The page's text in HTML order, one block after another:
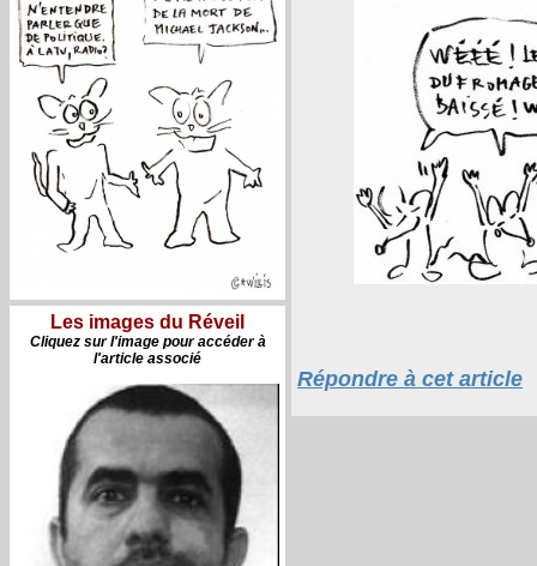
Les images du Réveil
Cliquez sur l'image pour accéder à
l'article associé
Répondre à cet article